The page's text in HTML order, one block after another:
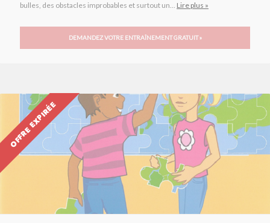
bulles, des obstacles improbables et surtout un... Lire plus »
DEMANDEZ VOTRE ENTRAÎNEMENT GRATUIT »
OFFRE EXPIRÉE